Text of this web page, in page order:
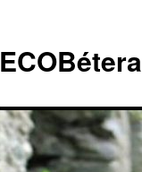
ECOBétera